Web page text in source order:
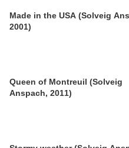
Made in the USA (Solveig
2001)
Queen of Montreuil (Solveig
Anspach, 2011)